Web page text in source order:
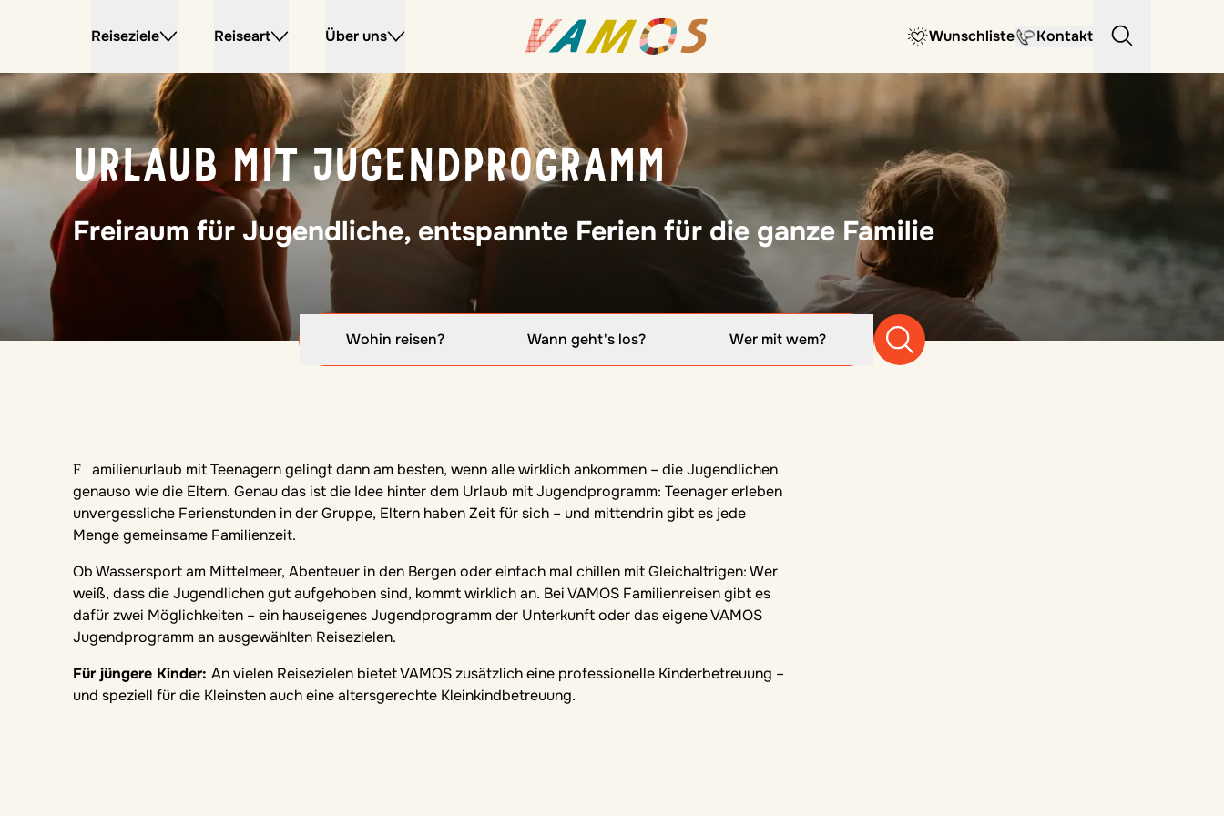
Reiseziele Reiseart Über uns Wunschliste Kontakt
URLAUB MIT JUGENDPROGRAMM
Freiraum für Jugendliche, entspannte Ferien für die ganze Familie
Wohin reisen? Wann geht's los? Wer mit wem?
Familienurlaub mit Teenagern gelingt dann am besten, wenn alle wirklich ankommen – die Jugendlichen
genauso wie die Eltern. Genau das ist die Idee hinter dem Urlaub mit Jugendprogramm: Teenager erleben
unvergessliche Ferienstunden in der Gruppe, Eltern haben Zeit für sich – und mittendrin gibt es jede
Menge gemeinsame Familienzeit.
Ob Wassersport am Mittelmeer, Abenteuer in den Bergen oder einfach mal chillen mit Gleichaltrigen: Wer
weiß, dass die Jugendlichen gut aufgehoben sind, kommt wirklich an. Bei VAMOS Familienreisen gibt es
dafür zwei Möglichkeiten – ein hauseigenes Jugendprogramm der Unterkunft oder das eigene VAMOS
Jugendprogramm an ausgewählten Reisezielen.
Für jüngere Kinder: An vielen Reisezielen bietet VAMOS zusätzlich eine professionelle Kinderbetreuung –
und speziell für die Kleinsten auch eine altersgerechte Kleinkindbetreuung.